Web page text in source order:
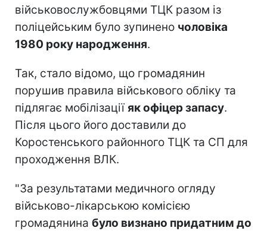
військовослужбовцями ТЦК разом із
поліцейським було зупинено чоловіка
1980 року народження.
Так, стало відомо, що громадянин
порушив правила військового обліку та
підлягає мобілізаціїяк офіцер запасу.
Після цього його доставили до
Коростенського районного ТЦК та СП для
проходження ВЛК.
"За результатами медичного огляду
військово-лікарською комісією
громадянина було визнано придатним до